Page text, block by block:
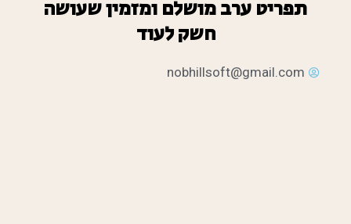
תפריט ערב מושלם ומזמין שעושה
חשק לעוד
nobhillsoft@gmail.com